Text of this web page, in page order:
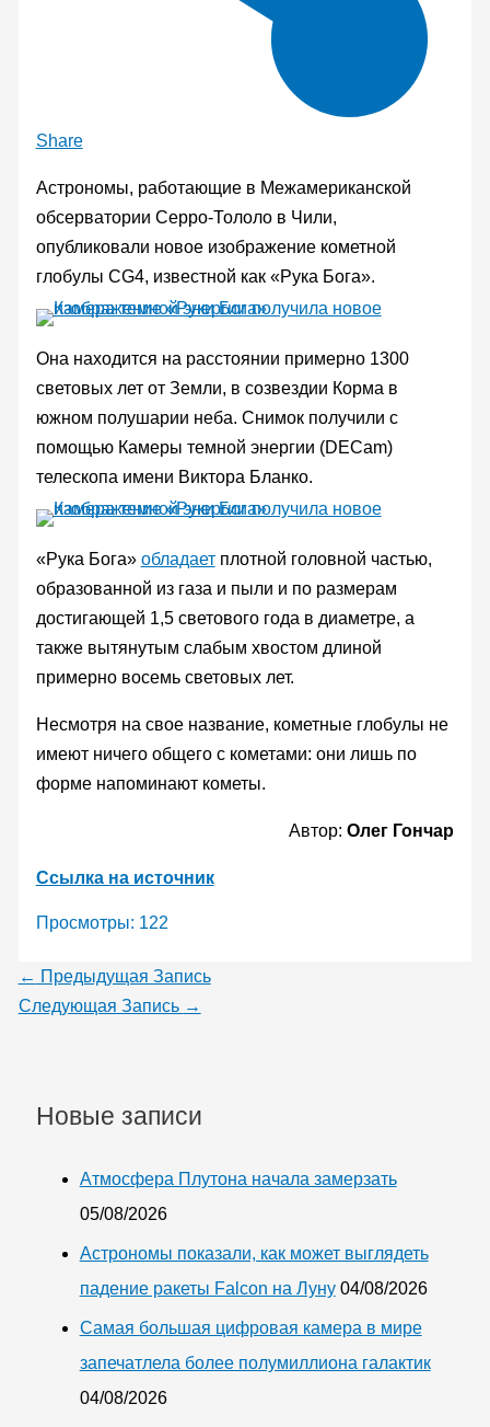
Share
Астрономы, работающие в Межамериканской
обсерватории Серро-Тололо в Чили,
опубликовали новое изображение кометной
глобулы CG4, известной как «Рука Бога».
Она находится на расстоянии примерно 1300
световых лет от Земли, в созвездии Корма в
южном полушарии неба. Снимок получили с
помощью Камеры темной энергии (DECam)
телескопа имени Виктора Бланко.
«Рука Бога» обладаетплотной головной частью,
образованной из газа и пыли и по размерам
достигающей 1,5 светового года в диаметре, а
также вытянутым слабым хвостом длиной
примерно восемь световых лет.
Несмотря на свое название, кометные глобулы не
имеют ничего общего с кометами: они лишь по
форме напоминают кометы.
Автор:Олег Гончар
Ссылка на источник
Просмотры: 122
← Предыдущая Запись
Следующая Запись →
Новые записи
Атмосфера Плутона начала замерзать
05/08/2026
Астрономы показали, как может выглядеть
падение ракеты Falcon на Луну 04/08/2026
Самая большая цифровая камера в мире
запечатлела более полумиллиона галактик
04/08/2026